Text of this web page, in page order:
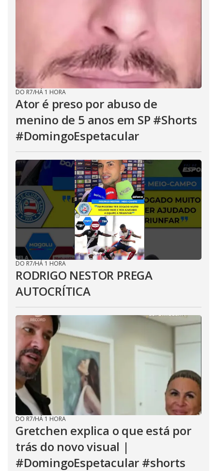
DO R7/HÁ 1 HORA
Ator é preso por abuso de
menino de 5 anos em SP #Shorts
#DomingoEspetacular
DO R7/HÁ 1 HORA
RODRIGO NESTOR PREGA
AUTOCRÍTICA
DO R7/HÁ 1 HORA
Gretchen explica o que está por
trás do novo visual |
#DomingoEspetacular #shorts